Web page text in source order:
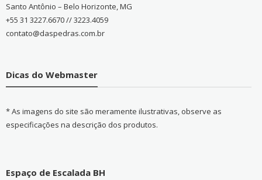
Santo Antônio – Belo Horizonte, MG
+55 31 3227.6670 // 3223.4059
contato@daspedras.com.br
Dicas do Webmaster
* As imagens do site são meramente ilustrativas, observe as
especificações na descrição dos produtos.
Espaço de Escalada BH